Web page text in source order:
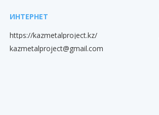
https://kazmetalproject.kz/
kazmetalproject@gmail.com